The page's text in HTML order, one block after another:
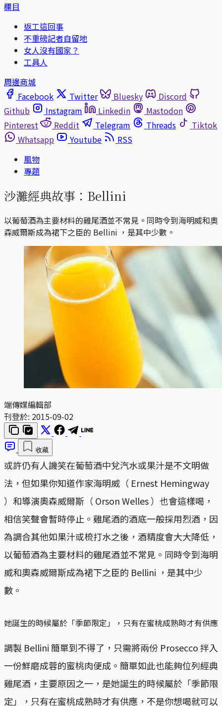
欄目
返工這回事
不重磅記者自留地
女人沒有國家？
工具人
周邊商城
Facebook
Twitter Bluesky
Discord
Github
Instagram Linkedin
Mastodon
Pinterest
Reddit Telegram Threads
Tiktok
Whatsapp
Youtube
RSS
風物
專題
沙灘經典故事：Bellini
以葡萄酒為主要材料的雞尾酒並不常見。同時令到海明威和奧
森威爾斯成為裙下之臣的 Bellini ，是其中少數。
端傳媒編輯部
刊登於: 2015-09-02
收藏
或許仍有人譏笑在葡萄酒中兌汽水或果汁是不文明做
法，但如果你知道作家海明威（ Ernest Hemingway
）和導演奧森威爾斯（ Orson Welles ）也會這樣喝，
相信笑聲會暫時停止。雞尾酒的酒底一般採用烈酒，因
為調合其他如果汁或梳打水之後，酒精度會大大降低，
以葡萄酒為主要材料的雞尾酒並不常見。同時令到海明
威和奧森威爾斯成為裙下之臣的 Bellini ，是其中少
數。
她誕生的時候屬於「季節限定」，只有在蜜桃成熟時才有供應
調製 Bellini 簡單到不得了，只需將兩份 Prosecco 拌入
一份鮮磨成蓉的蜜桃肉便成。簡單如此也能夠位列經典
雞尾酒，主要原因之一，是她誕生的時候屬於「季節限
定」，只有在蜜桃成熟時才有供應，不是你想喝就可以